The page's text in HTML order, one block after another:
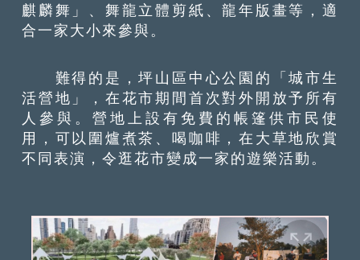
麒麟舞」、舞龍立體剪紙、龍年版畫等，適
合一家大小來參與。
難得的是，坪山區中心公園的「城市生
活營地」，在花市期間首次對外開放予所有
人參與。營地上設有免費的帳篷供市民使
用，可以圍爐煮茶、喝咖啡，在大草地欣賞
不同表演，令逛花市變成一家的遊樂活動。